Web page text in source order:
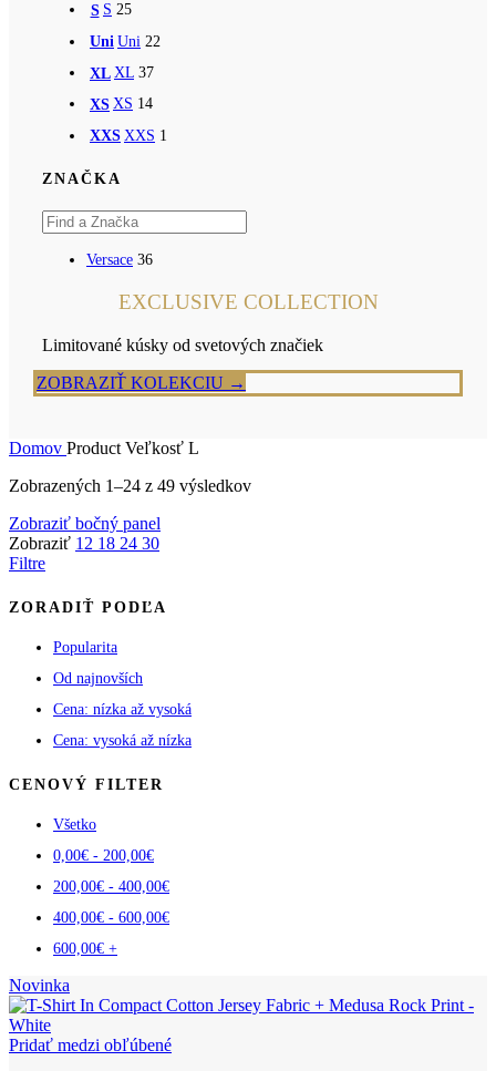
S S 25
Uni Uni 22
XL XL 37
XS XS 14
XXS XXS 1
ZNAČKA
Versace 36
EXCLUSIVE COLLECTION
Limitované kúsky od svetových značiek
ZOBRAZIŤ KOLEKCIU →
Domov Product Veľkosť L
Zobrazených 1–24 z 49 výsledkovZoradené
Zobraziť bočný panel
Zobraziť 12 18 24 30
Filtre
ZORADIŤ PODĽA
Popularita
Od najnovších
Cena: nízka až vysoká
Cena: vysoká až nízka
CENOVÝ FILTER
Všetko
0,00€ - 200,00€
200,00€ - 400,00€
400,00€ - 600,00€
600,00€ +
Novinka
Pridať medzi obľúbené